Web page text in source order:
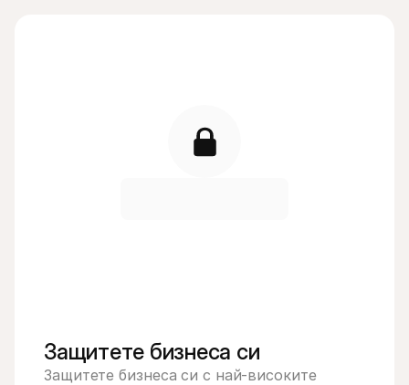
Защитете бизнеса си
Защитете бизнеса си с най-високите